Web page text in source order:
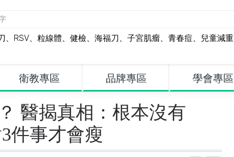
、 RSV、 粒線體、 健檢、 海福刀 、 子宮肌瘤、 青春痘、 兒童減重
衛教專區 品牌專區 學會專區
醫揭真相：根本沒有
件事才會瘦